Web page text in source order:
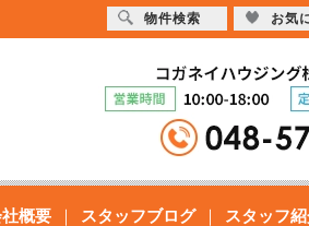
概要 スタッフブログ スタッフ
物件検索 お気